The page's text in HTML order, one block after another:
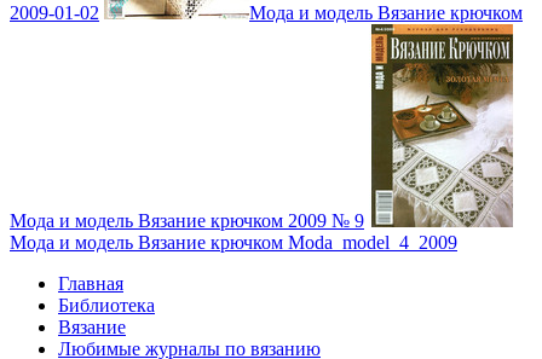
2009-01-02 Мода и модель Вязание крючком
Мода и модель Вязание крючком 2009 № 9
Мода и модель Вязание крючком Moda_model_4_2009
Главная
Библиотека
Вязание
Любимые журналы по вязанию